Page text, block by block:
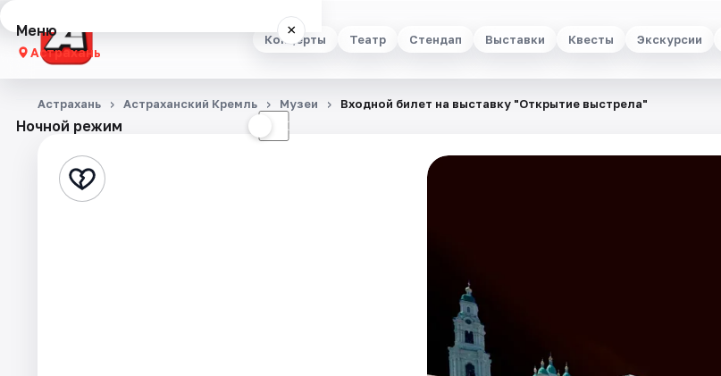
Концерты Театр Стендап Выставки Квесты Экскурсии
Меню ×
Астрахань
Концерты
Стендап
Ночной режим ☾
Астрахань Астраханский Кремль Музеи Входной билет на выставку "Открытие выстрела"